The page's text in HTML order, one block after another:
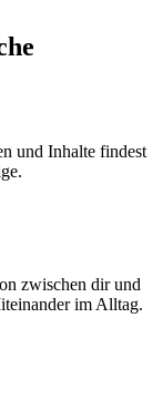
und Inhalte findest
zwischen dir und
im Alltag.